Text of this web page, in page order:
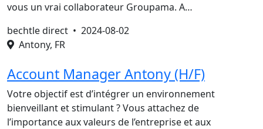
vous un vrai collaborateur Groupama. A…
bechtle direct • 2024-08-02
Antony, FR
Account Manager Antony (H/F)
Votre objectif est d’intégrer un environnement
bienveillant et stimulant ? Vous attachez de
l’importance aux valeurs de l’entreprise et aux